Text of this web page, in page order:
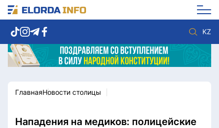
KZ
Новости столицы
Политика
Спорт
Культура
ГлавнаяНовости столицы
Нападения на медиков: полицейские